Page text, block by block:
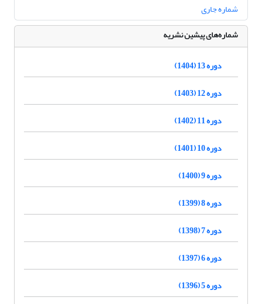
شماره جاری
شماره‌های پیشین نشریه
دوره 13 (1404)
دوره 12 (1403)
دوره 11 (1402)
دوره 10 (1401)
دوره 9 (1400)
دوره 8 (1399)
دوره 7 (1398)
دوره 6 (1397)
دوره 5 (1396)